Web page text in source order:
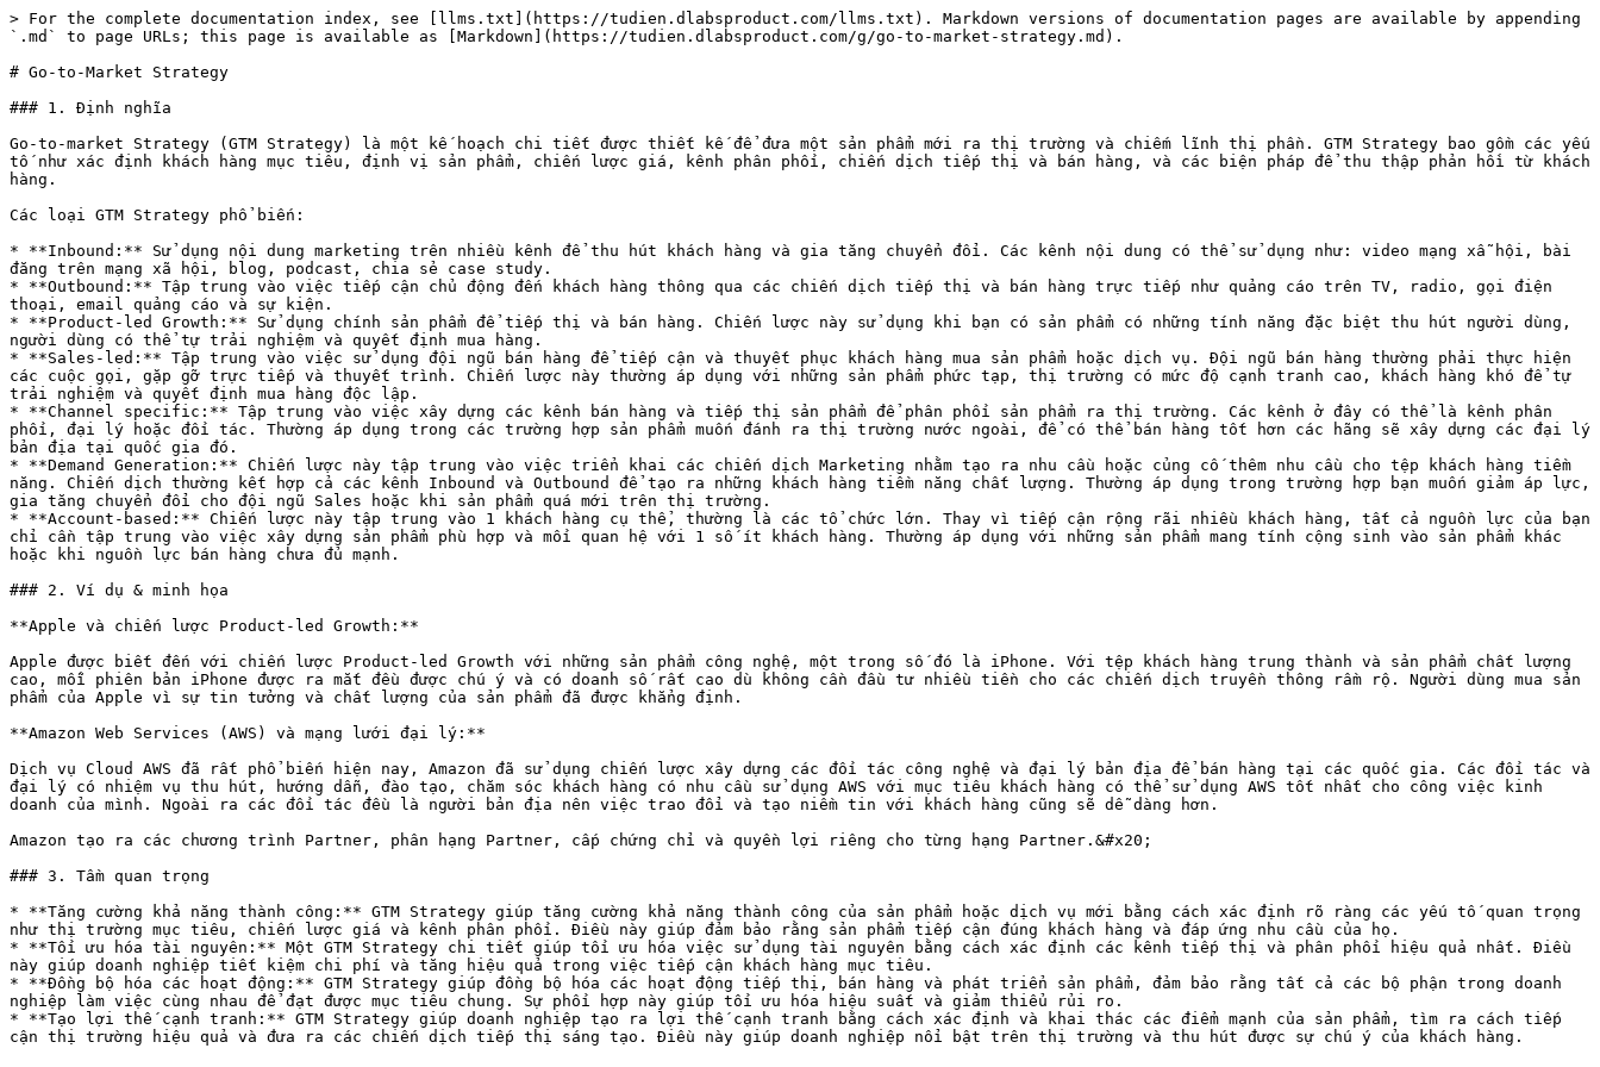
> For the complete documentation index, see [llms.txt](https://tudien.dlabsproduct.com/llms.txt). Markdown versions of documentation pages are available by appending
`.md` to page URLs; this page is available as [Markdown](https://tudien.dlabsproduct.com/g/go-to-market-strategy.md).
# Go-to-Market Strategy
### 1. Định nghĩa
Go-to-market Strategy (GTM Strategy) là một kế hoạch chi tiết được thiết kế để đưa một sản phẩm mới ra thị trường và chiếm lĩnh thị phần. GTM Strategy bao gồm các yếu
tố như xác định khách hàng mục tiêu, định vị sản phẩm, chiến lược giá, kênh phân phối, chiến dịch tiếp thị và bán hàng, và các biện pháp để thu thập phản hồi từ khách
hàng.
Các loại GTM Strategy phổ biến:
* **Inbound:** Sử dụng nội dung marketing trên nhiều kênh để thu hút khách hàng và gia tăng chuyển đổi. Các kênh nội dung có thể sử dụng như: video mạng xẫ hội, bài
đăng trên mạng xã hội, blog, podcast, chia sẻ case study.
* **Outbound:** Tập trung vào việc tiếp cận chủ động đến khách hàng thông qua các chiến dịch tiếp thị và bán hàng trực tiếp như quảng cáo trên TV, radio, gọi điện
thoại, email quảng cáo và sự kiện.
* **Product-led Growth:** Sử dụng chính sản phẩm để tiếp thị và bán hàng. Chiến lược này sử dụng khi bạn có sản phẩm có những tính năng đặc biệt thu hút người dùng,
người dùng có thể tự trải nghiệm và quyết định mua hàng.
* **Sales-led:** Tập trung vào việc sử dụng đội ngũ bán hàng để tiếp cận và thuyết phục khách hàng mua sản phẩm hoặc dịch vụ. Đội ngũ bán hàng thường phải thực hiện
các cuộc gọi, gặp gỡ trực tiếp và thuyết trình. Chiến lược này thường áp dụng với những sản phẩm phức tạp, thị trường có mức độ cạnh tranh cao, khách hàng khó để tự
trải nghiệm và quyết định mua hàng độc lập.
* **Channel specific:** Tập trung vào việc xây dựng các kênh bán hàng và tiếp thị sản phẩm để phân phối sản phẩm ra thị trường. Các kênh ở đây có thể là kênh phân
phối, đại lý hoặc đối tác. Thường áp dụng trong các trường hợp sản phẩm muốn đánh ra thị trường nước ngoài, để có thể bán hàng tốt hơn các hãng sẽ xây dựng các đại lý
bản địa tại quốc gia đó.
* **Demand Generation:** Chiến lược này tập trung vào việc triển khai các chiến dịch Marketing nhằm tạo ra nhu cầu hoặc củng cố thêm nhu cầu cho tệp khách hàng tiềm
năng. Chiến dịch thường kết hợp cả các kênh Inbound và Outbound để tạo ra những khách hàng tiềm năng chất lượng. Thường áp dụng trong trường hợp bạn muốn giảm áp lực,
gia tăng chuyển đổi cho đội ngũ Sales hoặc khi sản phẩm quá mới trên thị trường.
* **Account-based:** Chiến lược này tập trung vào 1 khách hàng cụ thể, thường là các tổ chức lớn. Thay vì tiếp cận rộng rãi nhiều khách hàng, tất cả nguồn lực của bạn
chỉ cần tập trung vào việc xây dựng sản phẩm phù hợp và mối quan hệ với 1 số ít khách hàng. Thường áp dụng với những sản phẩm mang tính cộng sinh vào sản phẩm khác
hoặc khi nguồn lực bán hàng chưa đủ mạnh.
### 2. Ví dụ & minh họa
**Apple và chiến lược Product-led Growth:**
Apple được biết đến với chiến lược Product-led Growth với những sản phẩm công nghệ, một trong số đó là iPhone. Với tệp khách hàng trung thành và sản phẩm chất lượng
cao, mỗi phiên bản iPhone được ra mắt đều được chú ý và có doanh số rất cao dù không cần đầu tư nhiều tiền cho các chiến dịch truyền thông rầm rộ. Người dùng mua sản
phẩm của Apple vì sự tin tưởng và chất lượng của sản phẩm đã được khẳng định.
**Amazon Web Services (AWS) và mạng lưới đại lý:**
Dịch vụ Cloud AWS đã rất phổ biến hiện nay, Amazon đã sử dụng chiến lược xây dựng các đối tác công nghệ và đại lý bản địa để bán hàng tại các quốc gia. Các đối tác và
đại lý có nhiệm vụ thu hút, hướng dẫn, đào tạo, chăm sóc khách hàng có nhu cầu sử dụng AWS với mục tiêu khách hàng có thể sử dụng AWS tốt nhất cho công việc kinh
doanh của mình. Ngoài ra các đối tác đều là người bản địa nên việc trao đổi và tạo niềm tin với khách hàng cũng sẽ dễ dàng hơn.
Amazon tạo ra các chương trình Partner, phân hạng Partner, cấp chứng chỉ và quyền lợi riêng cho từng hạng Partner.&#x20;
### 3. Tầm quan trọng
* **Tăng cường khả năng thành công:** GTM Strategy giúp tăng cường khả năng thành công của sản phẩm hoặc dịch vụ mới bằng cách xác định rõ ràng các yếu tố quan trọng
như thị trường mục tiêu, chiến lược giá và kênh phân phối. Điều này giúp đảm bảo rằng sản phẩm tiếp cận đúng khách hàng và đáp ứng nhu cầu của họ.
* **Tối ưu hóa tài nguyên:** Một GTM Strategy chi tiết giúp tối ưu hóa việc sử dụng tài nguyên bằng cách xác định các kênh tiếp thị và phân phối hiệu quả nhất. Điều
này giúp doanh nghiệp tiết kiệm chi phí và tăng hiệu quả trong việc tiếp cận khách hàng mục tiêu.
* **Đồng bộ hóa các hoạt động:** GTM Strategy giúp đồng bộ hóa các hoạt động tiếp thị, bán hàng và phát triển sản phẩm, đảm bảo rằng tất cả các bộ phận trong doanh
nghiệp làm việc cùng nhau để đạt được mục tiêu chung. Sự phối hợp này giúp tối ưu hóa hiệu suất và giảm thiểu rủi ro.
* **Tạo lợi thế cạnh tranh:** GTM Strategy giúp doanh nghiệp tạo ra lợi thế cạnh tranh bằng cách xác định và khai thác các điểm mạnh của sản phẩm, tìm ra cách tiếp